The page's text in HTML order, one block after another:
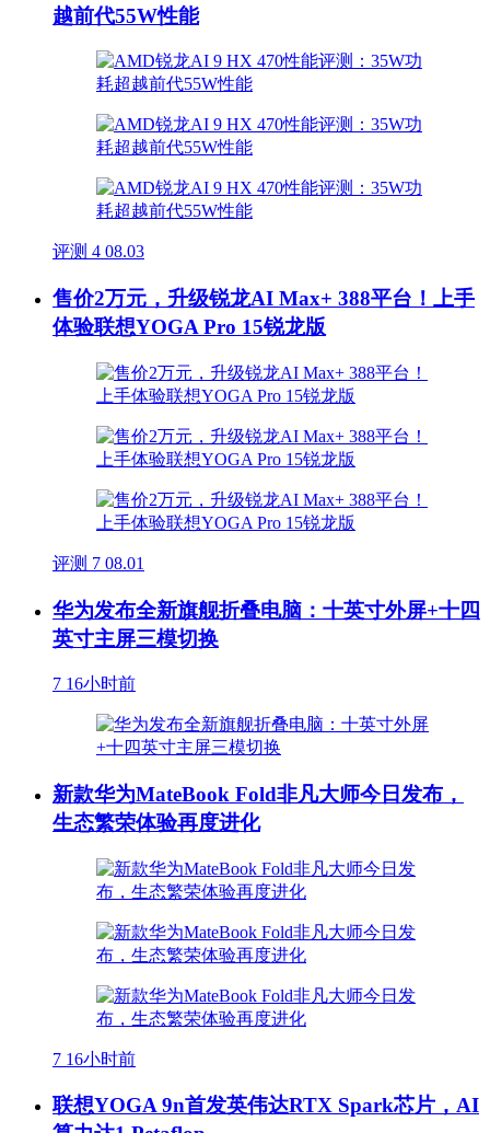
越前代55W性能
评测 4 08.03
售价2万元，升级锐龙AI Max+ 388平台！上手
体验联想YOGA Pro 15锐龙版
评测 7 08.01
华为发布全新旗舰折叠电脑：十英寸外屏+十四
英寸主屏三模切换
7 16小时前
新款华为MateBook Fold非凡大师今日发布，
生态繁荣体验再度进化
7 16小时前
联想YOGA 9n首发英伟达RTX Spark芯片，AI